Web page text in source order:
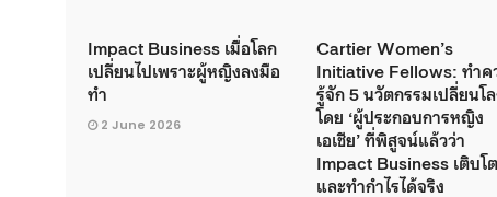
Impact Business เมื่อโลก
เปลี่ยนไปเพราะผู้หญิงลงมือ
ทำ
2 June 2026
Cartier Women’s
Initiative Fellows: ทำค
รู้จัก 5 นวัตกรรมเปลี่ยนโ
โดย ‘ผู้ประกอบการหญิง
เอเชีย’ ที่พิสูจน์แล้วว่า
Impact Business เติบโต
และทำกำไรได้จริง